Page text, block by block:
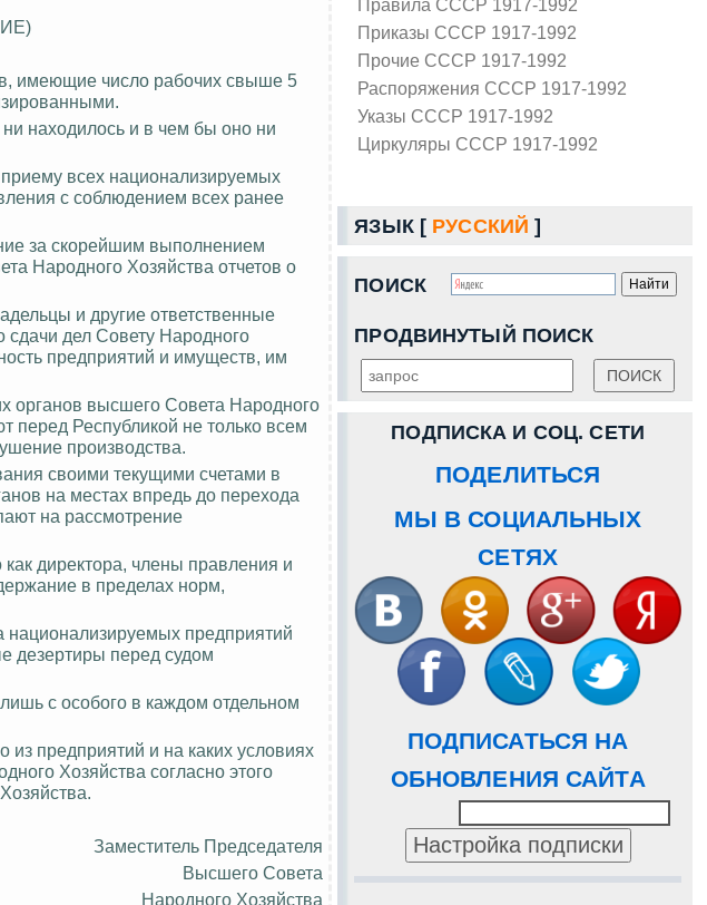
Приказы СССР 1917-1992
Прочие СССР 1917-1992
Распоряжения СССР 1917-1992
Указы СССР 1917-1992
Циркуляры СССР 1917-1992
ЯЗЫК [ РУССКИЙ ]
ПОИСК
ПРОДВИНУТЫЙ ПОИСК
ПОДПИСКА И СОЦ. СЕТИ
ПОДЕЛИТЬСЯ
МЫ В СОЦИАЛЬНЫХ
СЕТЯХ
ПОДПИСАТЬСЯ НА
ОБНОВЛЕНИЯ САЙТА
имеющие число рабочих свыше 5
находилось и в чем бы оно ни
всех национализируемых
с соблюдением всех ранее
за скорейшим выполнением
Народного Хозяйства отчетов о
и другие ответственные
сдачи дел Совету Народного
предприятий и имуществ, им
органов высшего Совета Народного
перед Республикой не только всем
производства.
своими текущими счетами в
на местах впредь до перехода
на рассмотрение
директора, члены правления и
в пределах норм,
национализируемых предприятий
дезертиры перед судом
с особого в каждом отдельном
из предприятий и на каких условиях
Хозяйства согласно этого
Заместитель Председателя
Высшего Совета
Народного Хозяйства